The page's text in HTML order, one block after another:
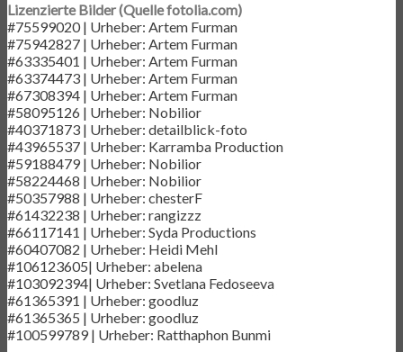
Lizenzierte Bilder (Quelle fotolia.com)
#75599020 | Urheber: Artem Furman
#75942827 | Urheber: Artem Furman
#63335401 | Urheber: Artem Furman
#63374473 | Urheber: Artem Furman
#67308394 | Urheber: Artem Furman
#58095126 | Urheber: Nobilior
#40371873 | Urheber: detailblick-foto
#43965537 | Urheber: Karramba Production
#59188479 | Urheber: Nobilior
#58224468 | Urheber: Nobilior
#50357988 | Urheber: chesterF
#61432238 | Urheber: rangizzz
#66117141 | Urheber: Syda Productions
#60407082 | Urheber: Heidi Mehl
#106123605| Urheber: abelena
#103092394| Urheber: Svetlana Fedoseeva
#61365391 | Urheber: goodluz
#61365365 | Urheber: goodluz
#100599789 | Urheber: Ratthaphon Bunmi